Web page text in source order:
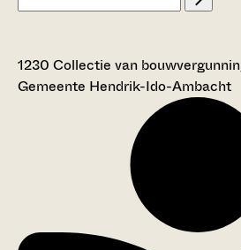
1230 Collectie van
Gemeente Hendrik-Ido-Ambacht